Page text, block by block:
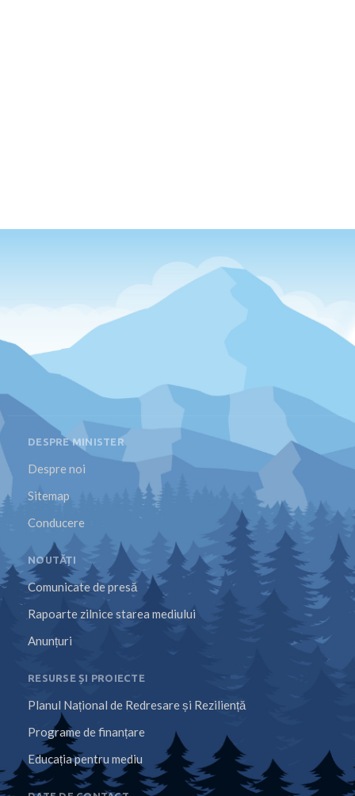
DESPRE MINISTER
Despre noi
Sitemap
Conducere
NOUTĂȚI
Comunicate de presă
Rapoarte zilnice starea mediului
Anunțuri
RESURSE ȘI PROIECTE
Planul Național de Redresare și Reziliență
Programe de finanțare
Educația pentru mediu